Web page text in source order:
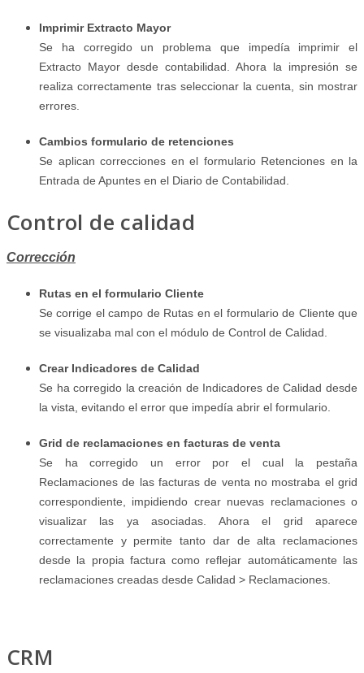
Imprimir Extracto Mayor
Se ha corregido un problema que impedía imprimir el
Extracto Mayor desde contabilidad. Ahora la impresión se
realiza correctamente tras seleccionar la cuenta, sin mostrar
errores.
Cambios formulario de retenciones
Se aplican correcciones en el formulario Retenciones en la
Entrada de Apuntes en el Diario de Contabilidad.
Control de calidad
Corrección
Rutas en el formulario Cliente
Se corrige el campo de Rutas en el formulario de Cliente que
se visualizaba mal con el módulo de Control de Calidad.
Crear Indicadores de Calidad
Se ha corregido la creación de Indicadores de Calidad desde
la vista, evitando el error que impedía abrir el formulario.
Grid de reclamaciones en facturas de venta
Se ha corregido un error por el cual la pestaña
Reclamaciones de las facturas de venta no mostraba el grid
correspondiente, impidiendo crear nuevas reclamaciones o
visualizar las ya asociadas. Ahora el grid aparece
correctamente y permite tanto dar de alta reclamaciones
desde la propia factura como reflejar automáticamente las
reclamaciones creadas desde Calidad > Reclamaciones.
CRM